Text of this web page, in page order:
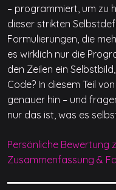
– programmiert, um zu
dieser strikten
Formulierungen, die
es wirklich nur die
den Zeilen ein
Code? In diesem Teil von
genauer hin – und
nur das ist, was es
Persönliche Bewertung
Zusammenfassung &